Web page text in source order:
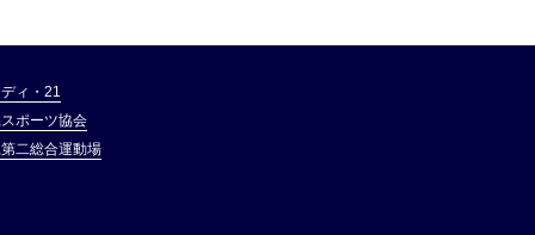
ィ・21
ポーツ協会
二総合運動場